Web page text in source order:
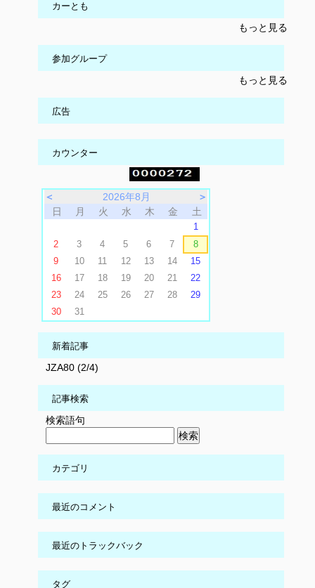
カーとも
もっと見る
参加グループ
もっと見る
広告
カウンター
＜ 2026年8月
＞
日
月 火 水 木 金 土
1
2
3 4 5 6 7
8
9
10 11 12 13 14
15
16
17 18 19 20 21
22
23
24 25 26 27 28
29
30
31
新着記事
JZA80 (2/4)
記事検索
検索語句
カテゴリ
最近のコメント
最近のトラックバック
タグ